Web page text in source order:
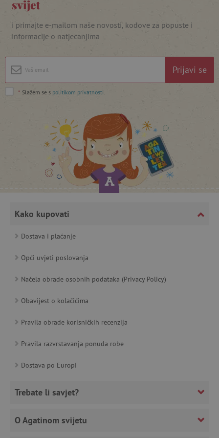
svijet
i primajte e-mailom naše novosti, kodove za popuste i
informacije o natjecanjima
Prijavi se
* Slažem se s politikom privatnosti
Kako kupovati
Dostava i plaćanje
Opći uvjeti poslovanja
Načela obrade osobnih podataka (Privacy Policy)
Obavijest o kolačićima
Pravila obrade korisničkih recenzija
Pravila razvrstavanja ponuda robe
Dostava po Europi
Trebate li savjet?
O Agatinom svijetu
featureFlagIdentifier
_lb_ccc
www.agatinsvijet.hr
_lb